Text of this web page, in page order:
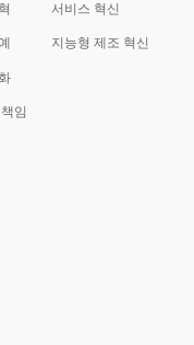
임
서비스 혁신
지능형 제조 혁신